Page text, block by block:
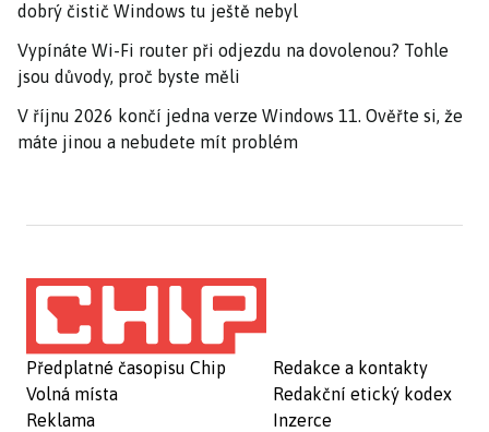
dobrý čistič Windows tu ještě nebyl
Vypínáte Wi-Fi router při odjezdu na dovolenou? Tohle
jsou důvody, proč byste měli
V říjnu 2026 končí jedna verze Windows 11. Ověřte si, že
máte jinou a nebudete mít problém
Předplatné časopisu Chip
Volná místa
Reklama
Redakce a kontakty
Redakční etický kodex
Inzerce